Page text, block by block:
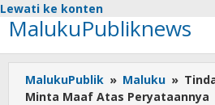
Lewati ke konten
MalukuPubliknews
MalukuPublik » Maluku »
Minta Maaf Atas Peryataannya